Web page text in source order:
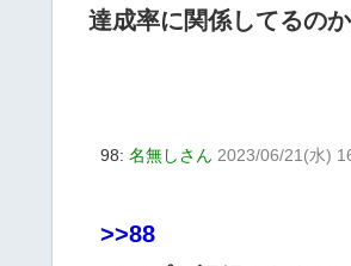
達成率に関係してるの
98: 名無しさん 2023/06/21(水)
>>88